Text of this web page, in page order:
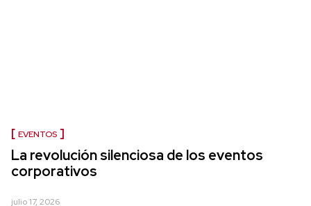
EVENTOS
La revolución silenciosa de los eventos
corporativos
julio 17, 2026